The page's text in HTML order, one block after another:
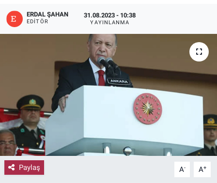
ERDAL ŞAHAN
EDITÖR
31.08.2023 - 10:38
YAYINLANMA
Paylaş A- A+